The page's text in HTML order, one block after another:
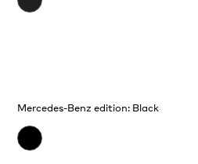
Mercedes-Benz edition: Black